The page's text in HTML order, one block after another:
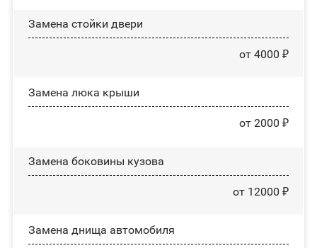
Зaмeнa cтoйĸи двepи
от 4000 ₽
Зaмeнa люĸa ĸpыши
от 2000 ₽
Замена боковины кузова
от 12000 ₽
Замена днища автомобиля